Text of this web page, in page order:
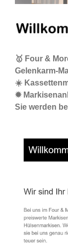
🥇 Four &
Gelenkarm-
☀️
✹
Sie werden